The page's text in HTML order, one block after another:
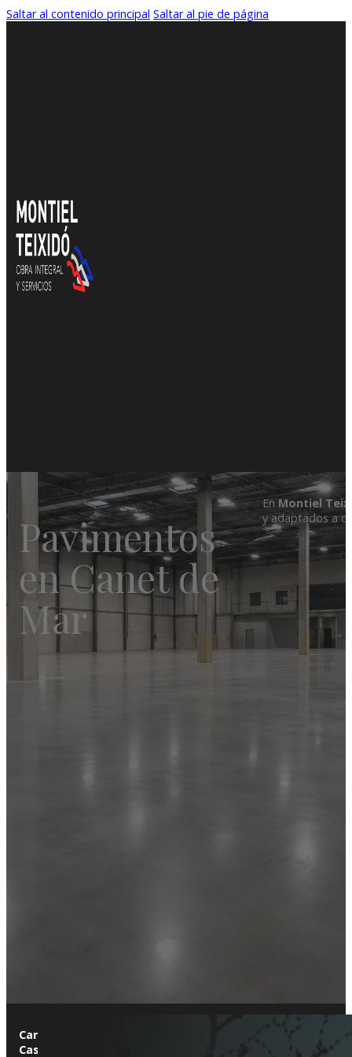
Saltar al contenido principal Saltar al pie de página
Pavimentos
en Canet de
Mar
En Montiel
y adaptados a
Canet de Mar
Casa Roura
, que reflejan el